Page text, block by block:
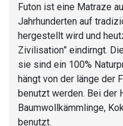
Futon ist eine Matraze
Jahrhunderten auf
hergestellt wird und
Zivilisation” eindirngt.
sie sind ein 100%
hängt von der länge der
benutzt werden. Bei der
Baumwollkämmlinge,
benutzt.